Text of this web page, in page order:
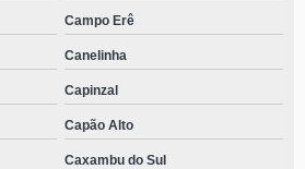
Campo Erê
Canelinha
Capinzal
Capão Alto
Caxambu do Sul